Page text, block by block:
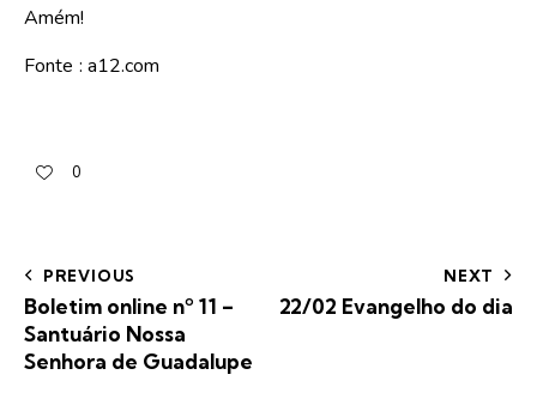
Amém!
Fonte : a12.com
0
PREVIOUS
Boletim online nº 11 –
Santuário Nossa
Senhora de Guadalupe
NEXT
22/02 Evangelho do dia